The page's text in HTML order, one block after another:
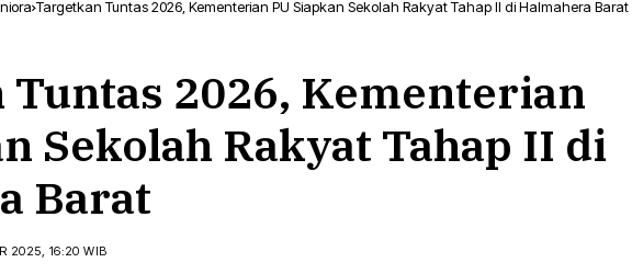
Ekonomi Rakyat
Energi
Korporasi Kilas Metro Politik & Keamanan
Humaniora
Targetkan Tuntas 2026, Kementerian PU Siapkan Sekolah Rakyat Tahap II di Halmahera Barat
Tuntas 2026, Kementerian
Sekolah Rakyat Tahap II di
Barat
2025, 16:20 WIB